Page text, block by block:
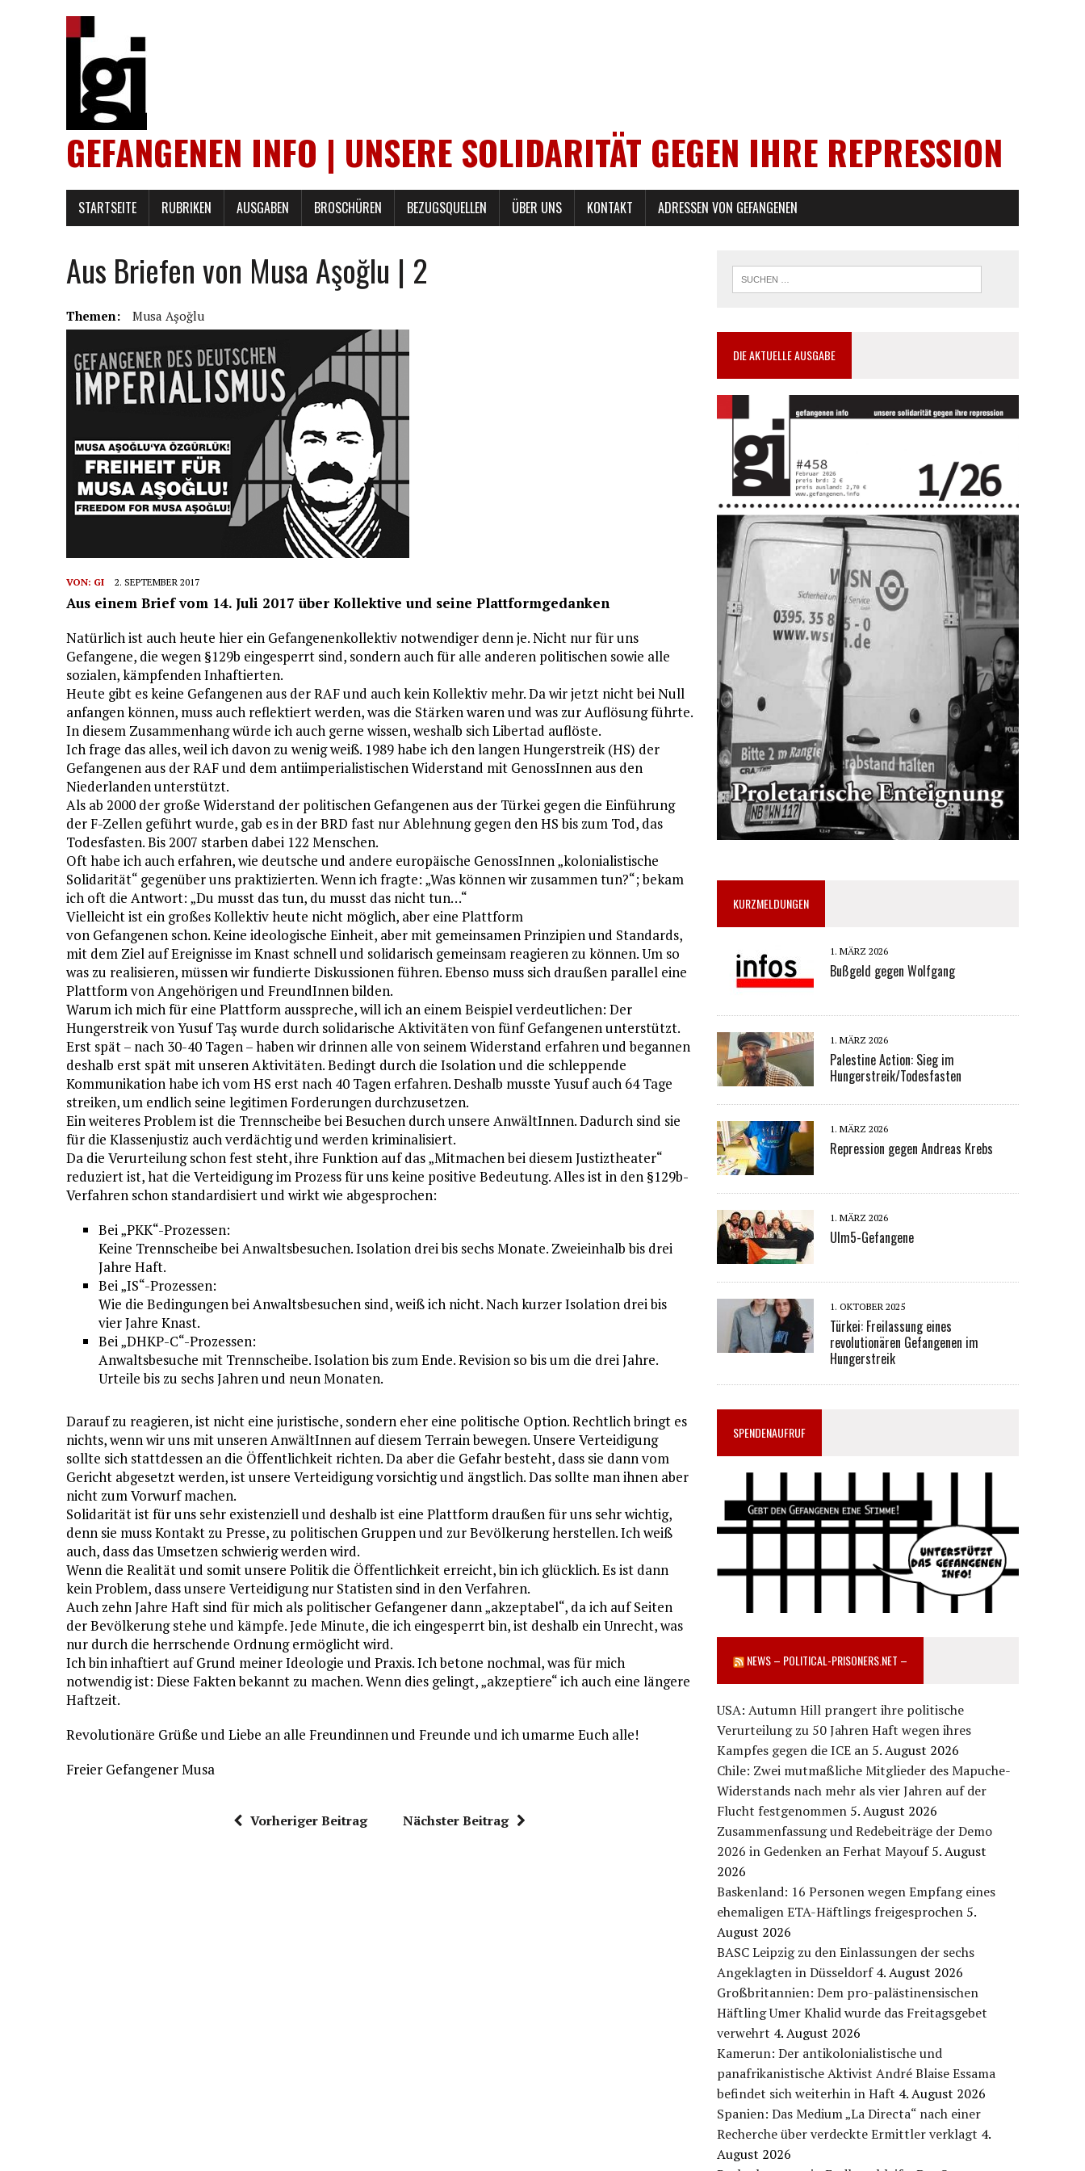
GEFANGENEN INFO | UNSERE SOLIDARITÄT GEGEN IHRE REPRESSION
STARTSEITE RUBRIKEN AUSGABEN BROSCHÜREN BEZUGSQUELLEN ÜBER UNS KONTAKT ADRESSEN VON GEFANGENEN
Aus Briefen von Musa Aşoğlu | 2
Themen: Musa Aşoğlu
VON: GI 2. SEPTEMBER 2017
Aus einem Brief vom 14. Juli 2017 über Kollektive und seine Plattformgedanken
Natürlich ist auch heute hier ein Gefangenenkollektiv notwendiger denn je. Nicht nur für uns
Gefangene, die wegen §129b eingesperrt sind, sondern auch für alle anderen politischen sowie alle
sozialen, kämpfenden Inhaftierten.
Heute gibt es keine Gefangenen aus der RAF und auch kein Kollektiv mehr. Da wir jetzt nicht bei Null
anfangen können, muss auch reflektiert werden, was die Stärken waren und was zur Auflösung führte.
In diesem Zusammenhang würde ich auch gerne wissen, weshalb sich Libertad auflöste.
Ich frage das alles, weil ich davon zu wenig weiß. 1989 habe ich den langen Hungerstreik (HS) der
Gefangenen aus der RAF und dem antiimperialistischen Widerstand mit GenossInnen aus den
Niederlanden unterstützt.
Als ab 2000 der große Widerstand der politischen Gefangenen aus der Türkei gegen die Einführung
der F-Zellen geführt wurde, gab es in der BRD fast nur Ablehnung gegen den HS bis zum Tod, das
Todesfasten. Bis 2007 starben dabei 122 Menschen.
Oft habe ich auch erfahren, wie deutsche und andere europäische GenossInnen „kolonialistische
Solidarität“ gegenüber uns praktizierten. Wenn ich fragte: „Was können wir zusammen tun?“; bekam
ich oft die Antwort: „Du musst das tun, du musst das nicht tun…“
Vielleicht ist ein großes Kollektiv heute nicht möglich, aber eine Plattform
von Gefangenen schon. Keine ideologische Einheit, aber mit gemeinsamen Prinzipien und Standards,
mit dem Ziel auf Ereignisse im Knast schnell und solidarisch gemeinsam reagieren zu können. Um so
was zu realisieren, müssen wir fundierte Diskussionen führen. Ebenso muss sich draußen parallel eine
Plattform von Angehörigen und FreundInnen bilden.
Warum ich mich für eine Plattform ausspreche, will ich an einem Beispiel verdeutlichen: Der
Hungerstreik von Yusuf Taş wurde durch solidarische Aktivitäten von fünf Gefangenen unterstützt.
Erst spät – nach 30-40 Tagen – haben wir drinnen alle von seinem Widerstand erfahren und begannen
deshalb erst spät mit unseren Aktivitäten. Bedingt durch die Isolation und die schleppende
Kommunikation habe ich vom HS erst nach 40 Tagen erfahren. Deshalb musste Yusuf auch 64 Tage
streiken, um endlich seine legitimen Forderungen durchzusetzen.
Ein weiteres Problem ist die Trennscheibe bei Besuchen durch unsere AnwältInnen. Dadurch sind sie
für die Klassenjustiz auch verdächtig und werden kriminalisiert.
Da die Verurteilung schon fest steht, ihre Funktion auf das „Mitmachen bei diesem Justiztheater“
reduziert ist, hat die Verteidigung im Prozess für uns keine positive Bedeutung. Alles ist in den §129b-
Verfahren schon standardisiert und wirkt wie abgesprochen:
Bei „PKK“-Prozessen:
Keine Trennscheibe bei Anwaltsbesuchen. Isolation drei bis sechs Monate. Zweieinhalb bis drei
Jahre Haft.
Bei „IS“-Prozessen:
Wie die Bedingungen bei Anwaltsbesuchen sind, weiß ich nicht. Nach kurzer Isolation drei bis
vier Jahre Knast.
Bei „DHKP-C“-Prozessen:
Anwaltsbesuche mit Trennscheibe. Isolation bis zum Ende. Revision so bis um die drei Jahre.
Urteile bis zu sechs Jahren und neun Monaten.
Darauf zu reagieren, ist nicht eine juristische, sondern eher eine politische Option. Rechtlich bringt es
nichts, wenn wir uns mit unseren AnwältInnen auf diesem Terrain bewegen. Unsere Verteidigung
sollte sich stattdessen an die Öffentlichkeit richten. Da aber die Gefahr besteht, dass sie dann vom
Gericht abgesetzt werden, ist unsere Verteidigung vorsichtig und ängstlich. Das sollte man ihnen aber
nicht zum Vorwurf machen.
Solidarität ist für uns sehr existenziell und deshalb ist eine Plattform draußen für uns sehr wichtig,
denn sie muss Kontakt zu Presse, zu politischen Gruppen und zur Bevölkerung herstellen. Ich weiß
auch, dass das Umsetzen schwierig werden wird.
Wenn die Realität und somit unsere Politik die Öffentlichkeit erreicht, bin ich glücklich. Es ist dann
kein Problem, dass unsere Verteidigung nur Statisten sind in den Verfahren.
Auch zehn Jahre Haft sind für mich als politischer Gefangener dann „akzeptabel“, da ich auf Seiten
der Bevölkerung stehe und kämpfe. Jede Minute, die ich eingesperrt bin, ist deshalb ein Unrecht, was
nur durch die herrschende Ordnung ermöglicht wird.
Ich bin inhaftiert auf Grund meiner Ideologie und Praxis. Ich betone nochmal, was für mich
notwendig ist: Diese Fakten bekannt zu machen. Wenn dies gelingt, „akzeptiere“ ich auch eine längere
Haftzeit.
Revolutionäre Grüße und Liebe an alle Freundinnen und Freunde und ich umarme Euch alle!
Freier Gefangener Musa
Vorheriger Beitrag Nächster Beitrag
DIE AKTUELLE AUSGABE
KURZMELDUNGEN
1. MÄRZ 2026
Bußgeld gegen Wolfgang
1. MÄRZ 2026
Palestine Action: Sieg im
Hungerstreik/Todesfasten
1. MÄRZ 2026
Repression gegen Andreas Krebs
1. MÄRZ 2026
Ulm5-Gefangene
1. OKTOBER 2025
Türkei: Freilassung eines
revolutionären Gefangenen im
Hungerstreik
SPENDENAUFRUF
NEWS – POLITICAL-PRISONERS.NET –
USA: Autumn Hill prangert ihre politische
Verurteilung zu 50 Jahren Haft wegen ihres
Kampfes gegen die ICE an 5. August 2026
Chile: Zwei mutmaßliche Mitglieder des Mapuche-
Widerstands nach mehr als vier Jahren auf der
Flucht festgenommen 5. August 2026
Zusammenfassung und Redebeiträge der Demo
2026 in Gedenken an Ferhat Mayouf 5. August
2026
Baskenland: 16 Personen wegen Empfang eines
ehemaligen ETA-Häftlings freigesprochen 5.
August 2026
BASC Leipzig zu den Einlassungen der sechs
Angeklagten in Düsseldorf 4. August 2026
Großbritannien: Dem pro-palästinensischen
Häftling Umer Khalid wurde das Freitagsgebet
verwehrt 4. August 2026
Kamerun: Der antikolonialistische und
panafrikanistische Aktivist André Blaise Essama
befindet sich weiterhin in Haft 4. August 2026
Spanien: Das Medium „La Directa“ nach einer
Recherche über verdeckte Ermittler verklagt 4.
August 2026